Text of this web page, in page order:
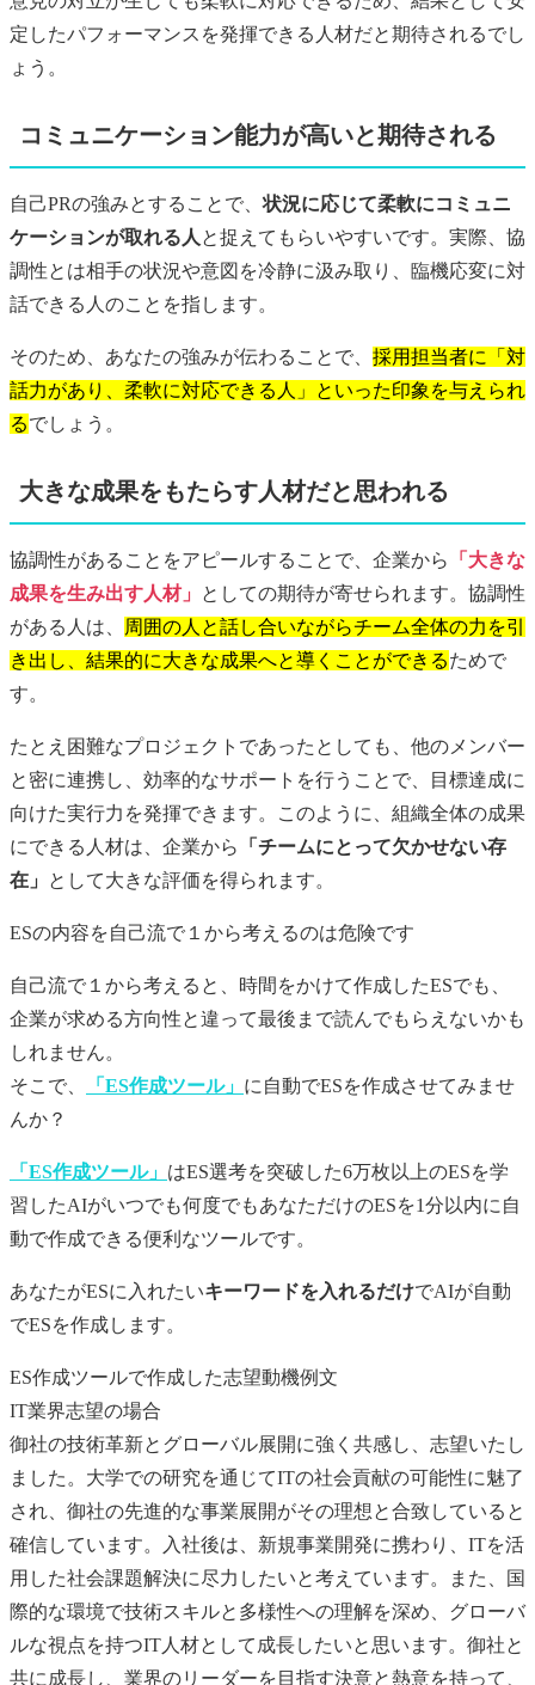
定したパフォーマンスを発揮できる人材だと期待されるでし
ょう。
コミュニケーション能力が高いと期待される
自己PRの強みとすることで、状況に応じて柔軟にコミュニ
ケーションが取れる人 と捉えてもらいやすいです。実際、協
調性とは相手の状況や意図を冷静に汲み取り、臨機応変に対
話できる人のことを指します。
そのため、あなたの強みが伝わることで、 採用担当者に「対
話力があり、柔軟に対応できる人」といった印象を与えられ
るでしょう。
大きな成果をもたらす人材だと思われる
協調性があることをアピールすることで、企業から
「大きな
成果を生み出す人材」
としての期待が寄せられます。協調性
がある人は、
周囲の人と話し合いながらチーム全体の力を引
き出し、結果的に大きな成果へと導くことができるためで
す。
たとえ困難なプロジェクトであったとしても、他のメンバー
と密に連携し、効率的なサポートを行うことで、目標達成に
向けた実行力を発揮できます。このように、組織全体の成果
にできる人材は、企業から
「チームにとって欠かせない存
在」
として大きな評価を得られます。
ESの内容を自己流で１から考えるのは危険です
自己流で１から考えると、時間をかけて作成したESでも、
企業が求める方向性と違って最後まで読んでもらえないかも
しれません。
そこで、
「ES作成ツール」 に自動でESを作成させてみませ
んか？
「ES作成ツール」 はES選考を突破した6万枚以上のESを学
習したAIがいつでも何度でもあなただけのESを1分以内に自
動で作成できる便利なツールです。
あなたがESに入れたいキーワードを入れるだけでAIが自動
でESを作成します。
ES作成ツールで作成した志望動機例文
IT業界志望の場合
御社の技術革新とグローバル展開に強く共感し、志望いたし
ました。大学での研究を通じてITの社会貢献の可能性に魅了
され、御社の先進的な事業展開がその理想と合致していると
確信しています。入社後は、新規事業開発に携わり、ITを活
用した社会課題解決に尽力したいと考えています。また、国
際的な環境で技術スキルと多様性への理解を深め、グローバ
ルな視点を持つIT人材として成長したいと思います。御社と
共に成長し、業界のリーダーを目指す決意と熱意を持って、